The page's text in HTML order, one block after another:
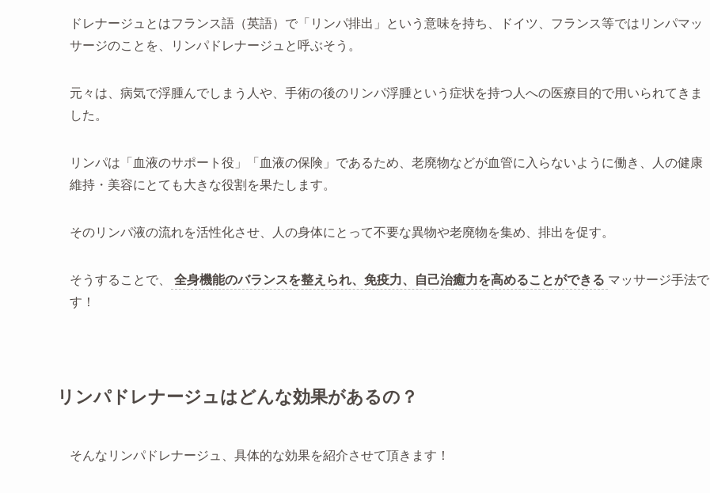
ドレナージュとはフランス語（英語）で「リンパ排出」という意味を持ち、ドイツ、フランス等ではリンパマッ
サージのことを、リンパドレナージュと呼ぶそう。
元々は、病気で浮腫んでしまう人や、手術の後のリンパ浮腫という症状を持つ人への医療目的で用いられてきま
した。
リンパは「血液のサポート役」「血液の保険」であるため、老廃物などが血管に入らないように働き、人の健康
維持・美容にとても大きな役割を果たします。
そのリンパ液の流れを活性化させ、人の身体にとって不要な異物や老廃物を集め、排出を促す。
そうすることで、 全身機能のバランスを整えられ、免疫力、自己治癒力を高めることができる マッサージ手法で
す！
リンパドレナージュはどんな効果があるの？
そんなリンパドレナージュ、具体的な効果を紹介させて頂きます！